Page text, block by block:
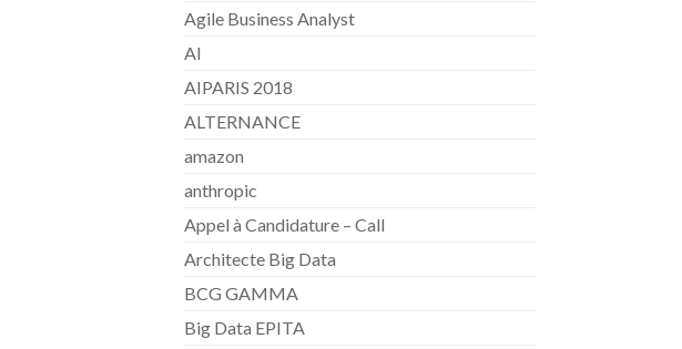
Agile Business Analyst
AI
AIPARIS 2018
ALTERNANCE
amazon
anthropic
Appel à Candidature – Call
Architecte Big Data
BCG GAMMA
Big Data EPITA